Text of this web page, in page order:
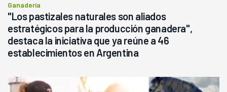
Ganadería
"Los pastizales naturales son aliados
estratégicos para la producción ganadera",
destaca la iniciativa que ya reúne a 46
establecimientos en Argentina